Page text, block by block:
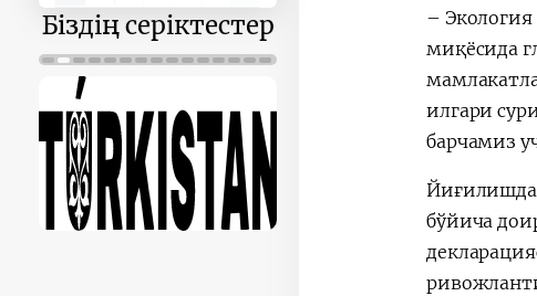
Біздің серіктестер
–
миқёсида
илгари
барчамиз
Йиғилишда
бўйича